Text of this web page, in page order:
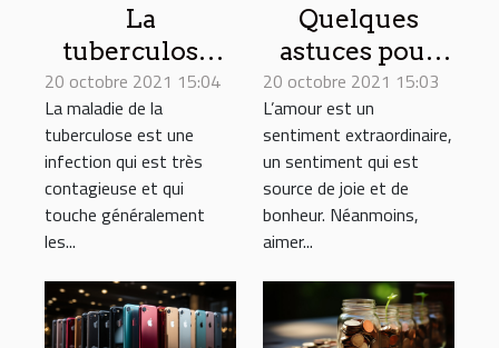
La
tuberculose,
parlons de ses
causes et
symptômes
20 octobre 2021 15:04
La maladie de la
tuberculose est une
infection qui est très
contagieuse et qui
touche généralement
les...
Quelques
astuces pour
maintenir une
relation
amoureuse
20 octobre 2021 15:03
L’amour est un
sentiment extraordinaire,
un sentiment qui est
source de joie et de
bonheur. Néanmoins,
aimer...